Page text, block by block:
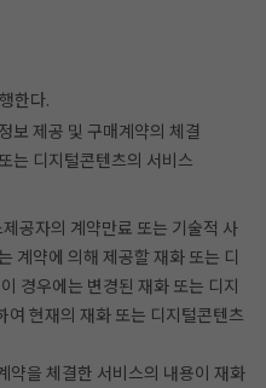
한다.
보 제공 및 구매계약의 체결
는 디지털콘텐츠의 서비스
공자의 계약만료 또는 기술적 사
계약에 의해 제공할 재화 또는 디
경우에는 변경된 재화 또는 디지
현재의 재화 또는 디지털콘텐츠
을 체결한 서비스의 내용이 재화